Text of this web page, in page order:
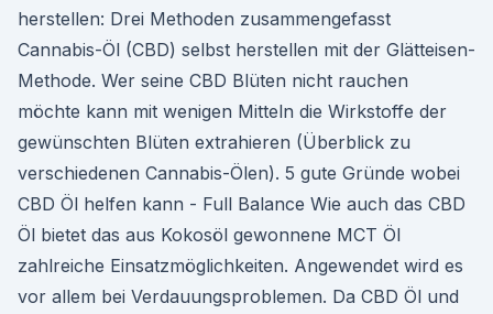
herstellen: Drei Methoden zusammengefasst
Cannabis-Öl (CBD) selbst herstellen mit der Glätteisen-
Methode. Wer seine CBD Blüten nicht rauchen
möchte kann mit wenigen Mitteln die Wirkstoffe der
gewünschten Blüten extrahieren (Überblick zu
verschiedenen Cannabis-Ölen). 5 gute Gründe wobei
CBD Öl helfen kann - Full Balance Wie auch das CBD
Öl bietet das aus Kokosöl gewonnene MCT Öl
zahlreiche Einsatzmöglichkeiten. Angewendet wird es
vor allem bei Verdauungsproblemen. Da CBD Öl und